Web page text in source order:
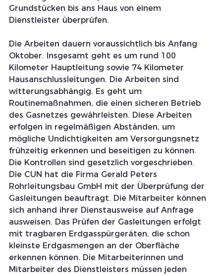
Grundstücken bis ans Haus von einem
Dienstleister überprüfen.
Die Arbeiten dauern voraussichtlich bis Anfang
Oktober. Insgesamt geht es um rund 100
Kilometer Hauptleitung sowie 74 Kilometer
Hausanschlussleitungen. Die Arbeiten sind
witterungsabhängig. Es geht um
Routinemaßnahmen, die einen sicheren Betrieb
des Gasnetzes gewährleisten. Diese Arbeiten
erfolgen in regelmäßigen Abständen, um
mögliche Undichtigkeiten am Versorgungsnetz
frühzeitig erkennen und beseitigen zu können.
Die Kontrollen sind gesetzlich vorgeschrieben.
Die CUN hat die Firma Gerald Peters
Rohrleitungsbau GmbH mit der Überprüfung der
Gasleitungen beauftragt. Die Mitarbeiter können
sich anhand ihrer Dienstausweise auf Anfrage
ausweisen. Das Prüfen der Gasleitungen erfolgt
mit tragbaren Erdgasspürgeräten, die schon
kleinste Erdgasmengen an der Oberfläche
erkennen können. Die Mitarbeiterinnen und
Mitarbeiter des Dienstleisters müssen jeden